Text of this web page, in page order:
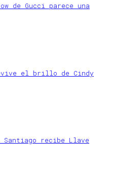
de Gucci parece una
el brillo de Cindy
recibe Llave